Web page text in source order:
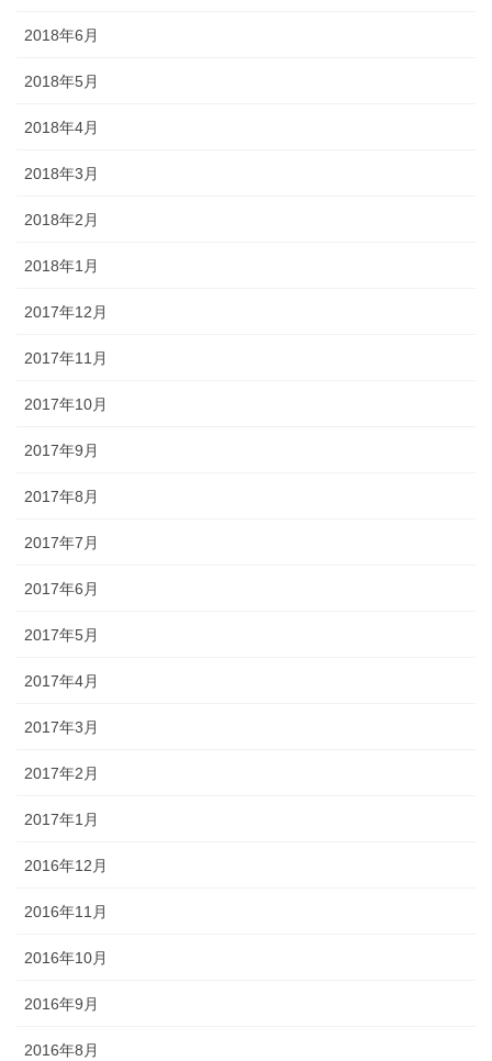
2018年6月
2018年5月
2018年4月
2018年3月
2018年2月
2018年1月
2017年12月
2017年11月
2017年10月
2017年9月
2017年8月
2017年7月
2017年6月
2017年5月
2017年4月
2017年3月
2017年2月
2017年1月
2016年12月
2016年11月
2016年10月
2016年9月
2016年8月